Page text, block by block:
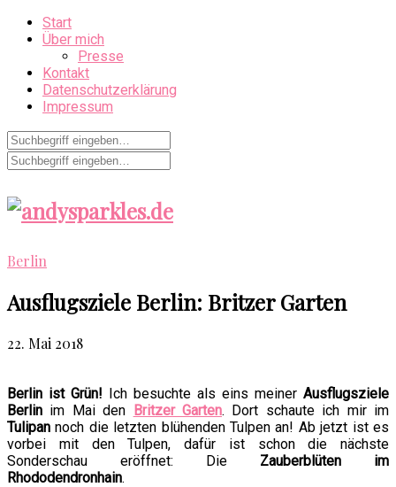
Start
Über mich
Presse
Kontakt
Datenschutzerklärung
Impressum
Berlin
Ausflugsziele Berlin: Britzer Garten
22. Mai 2018
Berlin ist Grün! Ich besuchte als eins meiner Ausflugsziele
Berlin im Mai den Britzer Garten. Dort schaute ich mir im
Tulipan noch die letzten blühenden Tulpen an! Ab jetzt ist es
vorbei mit den Tulpen, dafür ist schon die nächste
Sonderschau eröffnet: Die Zauberblüten im
Rhododendronhain.